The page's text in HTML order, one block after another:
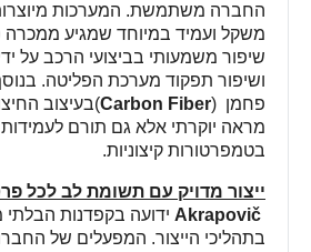
החברה משתמשת. המערכות
משקל ועמיד במיוחד שמגיע
שיפור משמעותי בביצועי הרכב על
ושיפור תפקוד מערכת הפליטה.
פחמן
(Carbon Fiber)
בעיצוב
מראה יוקרתי אלא גם תורם לעמידות
בטמפרטורות קיצוניות.
ייצור מדויק עם תשומת לב לכל
Akrapovič ידועה בקפדנות
בתהליכי הייצור. המפעלים של